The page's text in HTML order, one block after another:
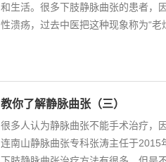
和生活。很多下肢静脉曲张的患者，
性溃疡，过去中医把这种现象称为“老
教你了解静脉曲张（三）
很多人认为静脉曲张不能手术治疗，
连南山静脉曲张专科张涛主任于